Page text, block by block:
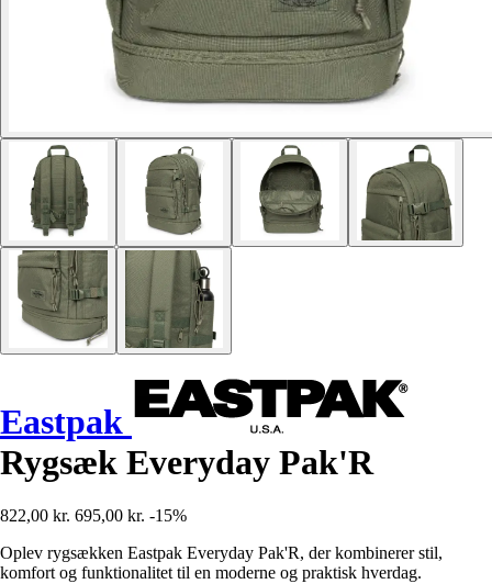
Eastpak
Rygsæk Everyday Pak'R
822,00 kr. 695,00 kr. -15%
Oplev rygsækken Eastpak Everyday Pak'R, der kombinerer stil,
komfort og funktionalitet til en moderne og praktisk hverdag.